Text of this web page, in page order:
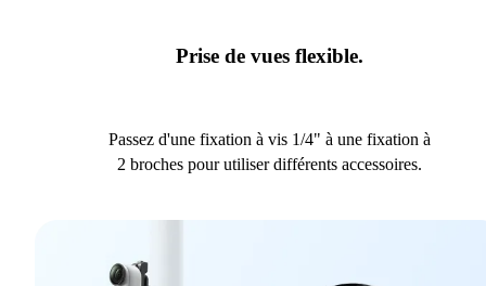
Prise de vues flexible.
Passez d'une fixation à vis 1/4" à une fixation à
2 broches pour utiliser différents accessoires.